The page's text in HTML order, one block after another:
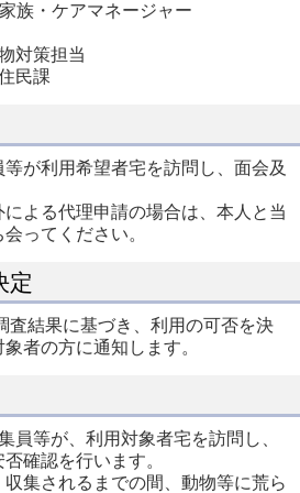
族・ケアマネージャー
対策担当
民課
等が利用希望者宅を訪問し、面会及
による代理申請の場合は、本人と当
ってください。
定
査結果に基づき、利用の可否を決
者の方に通知します。
員等が、利用対象者宅を訪問し、
確認を行います。
収集されるまでの間、動物等に荒ら